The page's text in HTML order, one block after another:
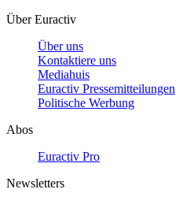
Über Euractiv
Über uns
Kontaktiere uns
Mediahuis
Euractiv Pressemitteilungen
Politische Werbung
Abos
Euractiv Pro
Newsletters